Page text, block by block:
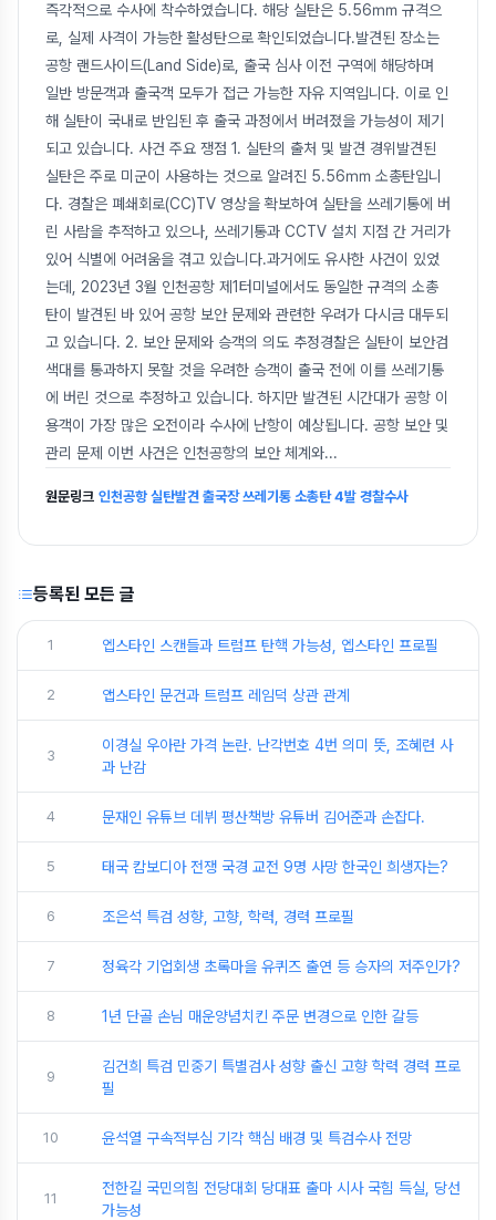
즉각적으로 수사에 착수하였습니다. 해당 실탄은 5.56㎜ 규격으
로, 실제 사격이 가능한 활성탄으로 확인되었습니다.발견된 장소는
공항 랜드사이드(Land Side)로, 출국 심사 이전 구역에 해당하며
일반 방문객과 출국객 모두가 접근 가능한 자유 지역입니다. 이로 인
해 실탄이 국내로 반입된 후 출국 과정에서 버려졌을 가능성이 제기
되고 있습니다. 사건 주요 쟁점 1. 실탄의 출처 및 발견 경위발견된
실탄은 주로 미군이 사용하는 것으로 알려진 5.56㎜ 소총탄입니
다. 경찰은 폐쇄회로(CC)TV 영상을 확보하여 실탄을 쓰레기통에 버
린 사람을 추적하고 있으나, 쓰레기통과 CCTV 설치 지점 간 거리가
있어 식별에 어려움을 겪고 있습니다.과거에도 유사한 사건이 있었
는데, 2023년 3월 인천공항 제1터미널에서도 동일한 규격의 소총
탄이 발견된 바 있어 공항 보안 문제와 관련한 우려가 다시금 대두되
고 있습니다. 2. 보안 문제와 승객의 의도 추정경찰은 실탄이 보안검
색대를 통과하지 못할 것을 우려한 승객이 출국 전에 이를 쓰레기통
에 버린 것으로 추정하고 있습니다. 하지만 발견된 시간대가 공항 이
용객이 가장 많은 오전이라 수사에 난항이 예상됩니다. 공항 보안 및
관리 문제 이번 사건은 인천공항의 보안 체계와...
원문링크 인천공항 실탄발견 출국장 쓰레기통 소총탄 4발 경찰수사
등록된 모든 글
1 엡스타인 스캔들과 트럼프 탄핵 가능성, 엡스타인 프로필
2 앱스타인 문건과 트럼프 레임덕 상관 관계
3
이경실 우아란 가격 논란. 난각번호 4번 의미 뜻, 조혜련 사
과 난감
4 문재인 유튜브 데뷔 평산책방 유튜버 김어준과 손잡다.
5 태국 캄보디아 전쟁 국경 교전 9명 사망 한국인 희생자는?
6 조은석 특검 성향, 고향, 학력, 경력 프로필
7 정육각 기업회생 초록마을 유퀴즈 출연 등 승자의 저주인가?
8 1년 단골 손님 매운양념치킨 주문 변경으로 인한 갈등
9
김건희 특검 민중기 특별검사 성향 출신 고향 학력 경력 프로
필
10 윤석열 구속적부심 기각 핵심 배경 및 특검수사 전망
11
전한길 국민의힘 전당대회 당대표 출마 시사 국힘 득실, 당선
가능성